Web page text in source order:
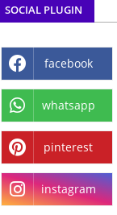
SOCIAL PLUGIN
facebook
whatsapp
pinterest
instagram